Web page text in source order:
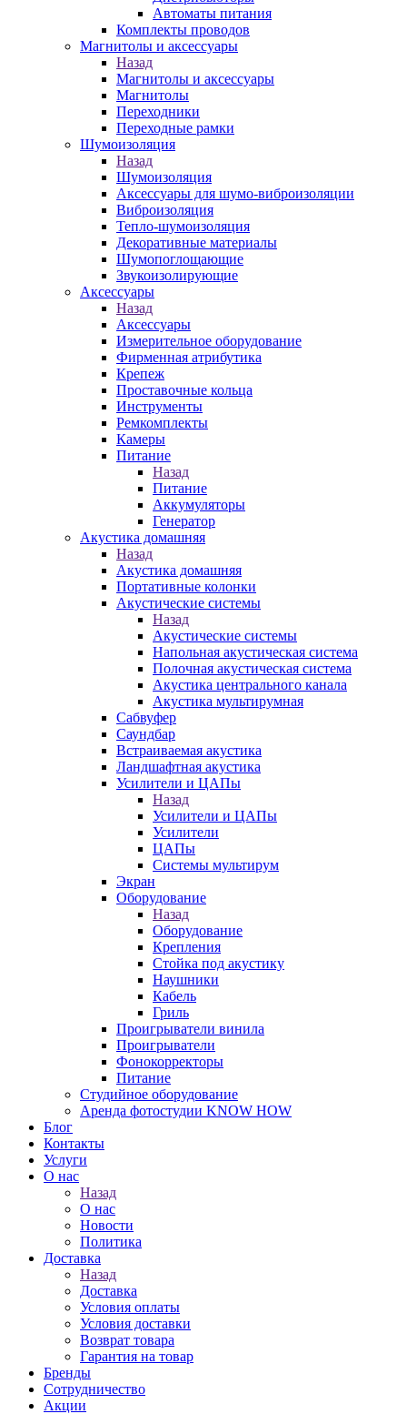
Автоматы питания
Комплекты проводов
Магнитолы и аксессуары
Назад
Магнитолы и аксессуары
Магнитолы
Переходники
Переходные рамки
Шумоизоляция
Назад
Шумоизоляция
Аксессуары для шумо-виброизоляции
Виброизоляция
Тепло-шумоизоляция
Декоративные материалы
Шумопоглощающие
Звукоизолирующие
Аксессуары
Назад
Аксессуары
Измерительное оборудование
Фирменная атрибутика
Крепеж
Проставочные кольца
Инструменты
Ремкомплекты
Камеры
Питание
Назад
Питание
Аккумуляторы
Генератор
Акустика домашняя
Назад
Акустика домашняя
Портативные колонки
Акустические системы
Назад
Акустические системы
Напольная акустическая система
Полочная акустическая система
Акустика центрального канала
Акустика мультирумная
Сабвуфер
Саундбар
Встраиваемая акустика
Ландшафтная акустика
Усилители и ЦАПы
Назад
Усилители и ЦАПы
Усилители
ЦАПы
Системы мультирум
Экран
Оборудование
Назад
Оборудование
Крепления
Стойка под акустику
Наушники
Кабель
Гриль
Проигрыватели винила
Проигрыватели
Фонокорректоры
Питание
Студийное оборудование
Аренда фотостудии KNOW HOW
Блог
Контакты
Услуги
О нас
Назад
О нас
Новости
Политика
Доставка
Назад
Доставка
Условия оплаты
Условия доставки
Возврат товара
Гарантия на товар
Бренды
Сотрудничество
Акции